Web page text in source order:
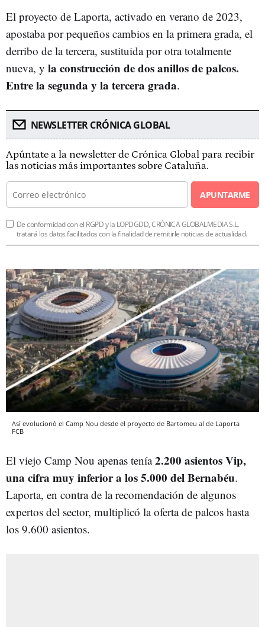
El proyecto de Laporta, activado en verano de 2023,
apostaba por pequeños cambios en la primera grada, el
derribo de la tercera, sustituida por otra totalmente
nueva, y la construcción de dos anillos de palcos.
Entre la segunda y la tercera grada.
NEWSLETTER CRÓNICA GLOBAL
Apúntate a la newsletter de Crónica Global para recibir
las noticias más importantes sobre Cataluña.
APUNTARME
De conformidad con el RGPD y la LOPDGDD, CRÓNICA GLOBALMEDIA S.L.
tratará los datos facilitados con la finalidad de remitirle noticias de actualidad.
Así evolucionó el Camp Nou desde el proyecto de Bartomeu al de Laporta
FCB
El viejo Camp Nou apenas tenía2.200 asientos Vip,
una cifra muy inferior a los 5.000 del Bernabéu.
Laporta, en contra de la recomendación de algunos
expertos del sector, multiplicó la oferta de palcos hasta
los 9.600 asientos.